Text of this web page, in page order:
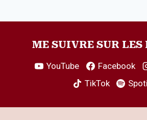
ME SUIVRE SUR LES
YouTube Facebook
TikTok